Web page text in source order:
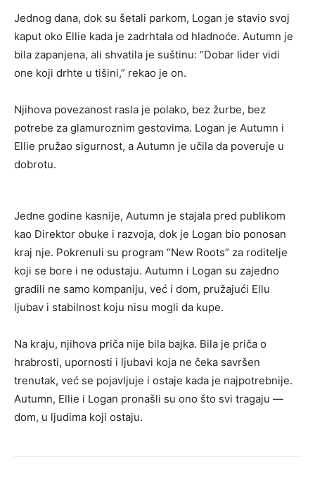
Jednog dana, dok su šetali parkom, Logan je stavio svoj
kaput oko Ellie kada je zadrhtala od hladnoće. Autumn je
bila zapanjena, ali shvatila je suštinu: “Dobar lider vidi
one koji drhte u tišini,” rekao je on.
Njihova povezanost rasla je polako, bez žurbe, bez
potrebe za glamuroznim gestovima. Logan je Autumn i
Ellie pružao sigurnost, a Autumn je učila da poveruje u
dobrotu.
Jedne godine kasnije, Autumn je stajala pred publikom
kao Direktor obuke i razvoja, dok je Logan bio ponosan
kraj nje. Pokrenuli su program “New Roots” za roditelje
koji se bore i ne odustaju. Autumn i Logan su zajedno
gradili ne samo kompaniju, već i dom, pružajući Ellu
ljubav i stabilnost koju nisu mogli da kupe.
Na kraju, njihova priča nije bila bajka. Bila je priča o
hrabrosti, upornosti i ljubavi koja ne čeka savršen
trenutak, već se pojavljuje i ostaje kada je najpotrebnije.
Autumn, Ellie i Logan pronašli su ono što svi tragaju —
dom, u ljudima koji ostaju.